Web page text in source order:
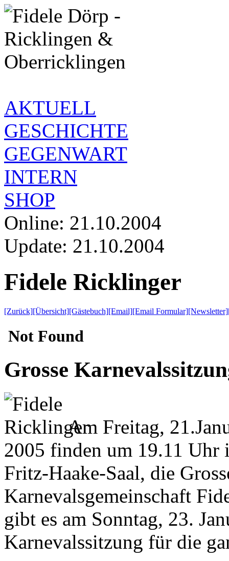
AKTUELL
GESCHICHTE
GEGENWART
INTERN
SHOP
Online: 21.10.2004
Update: 21.10.2004
Fidele Ricklinger
[Zurück][Übersicht][Gästebuch][Email][Email Formular][Newsletter]
Grosse
Am Freitag,
2005 finden um 19.11 Uhr
Fritz-Haake-Saal, die
Karnevalsgemeinschaft
gibt es am Sonntag, 23.
Karnevalssitzung für die